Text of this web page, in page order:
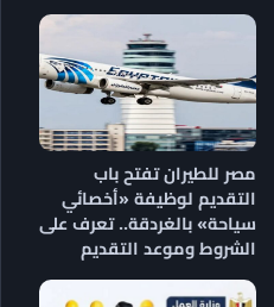
مصر للطيران تفتح باب
التقديم لوظيفة «أخصائي
سياحة» بالغردقة.. تعرف على
الشروط وموعد التقديم